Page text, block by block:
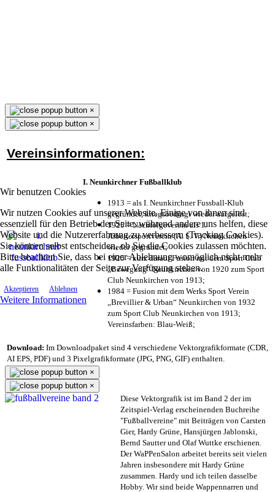
Wir benutzen Cookies
Wir nutzen Cookies auf unserer Website. Einige von ihnen sind
essenziell für den Betrieb der Seite, während andere uns helfen, diese
Website und die Nutzererfahrung zu verbessern (Tracking Cookies).
Sie können selbst entscheiden, ob Sie die Cookies zulassen möchten.
Bitte beachten Sie, dass bei einer Ablehnung womöglich nicht mehr
alle Funktionalitäten der Seite zur Verfügung stehen.
Akzeptieren Ablehnen
Weitere Informationen
×
×
Vereinsinformationen:
I. Neunkirchner Fußballklub
1913 = als I. Neunkirchner Fussball-Klub
gegründet, kriegsbedingt wieder aufgelöst;
1925 = Nachfolgeverein als 1.
Arbeitersportverein (A. S. V.) Neunkirchen
wieder gegründet;
1925 = kurz darauf Fusion mit dem Sport Club
„Bewegung“ Neunkirchen von 1920 zum Sport
Club Neunkirchen von 1913;
1984 = Fusion mit dem Werks Sport Verein
„Brevillier & Urban“ Neunkirchen von 1932
zum Sport Club Neunkirchen von 1913;
Vereinsfarben: Blau-Weiß;
Download: Im Downloadpaket sind 4 verschiedene Vektorgrafikformate (CDR,
AI EPS, PDF) und 3 Pixelgrafikformate (JPG, PNG, GIF) enthalten.
×
×
Diese Vektorgrafik ist im Band 2 der im
Zeitspiel-Verlag erscheinenden Buchreihe
"Fußballvereine" mit Beiträgen von Carsten
Gier, Hardy Grüne, Hansjürgen Jablonski,
Bernd Sautter und Olaf Wuttke erschienen.
Der WaPPenSalon arbeitet bereits seit vielen
Jahren insbesondere mit Hardy Grüne
zusammen. Hardy und ich teilen dasselbe
Hobby. Wir sind beide Wappennarren und